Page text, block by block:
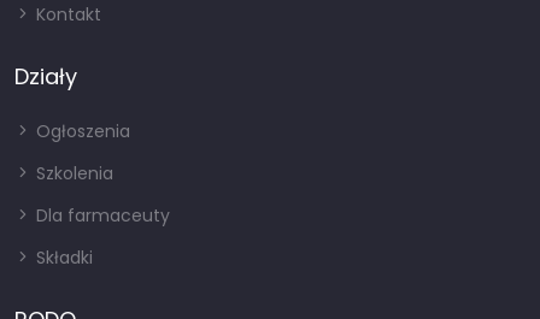
Kontakt
Działy
Ogłoszenia
Szkolenia
Dla farmaceuty
Składki